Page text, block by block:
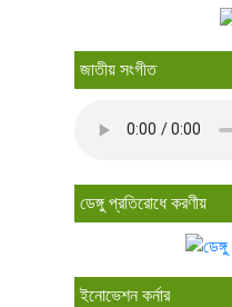
জাতীয় সংগীত
ডেঙ্গু প্রতিরোধে করণীয়
ইনোভেশন কর্নার